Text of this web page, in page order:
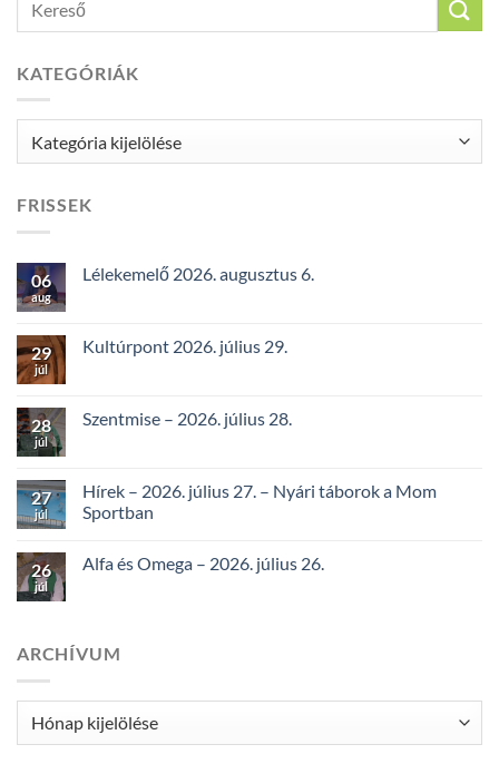
KATEGÓRIÁK
FRISSEK
06
aug
Lélekemelő 2026. augusztus 6.
29
júl
Kultúrpont 2026. július 29.
28
júl
Szentmise – 2026. július 28.
27
júl
Hírek – 2026. július 27. – Nyári táborok a Mom
Sportban
26
júl
Alfa és Omega – 2026. július 26.
ARCHÍVUM
Archívum